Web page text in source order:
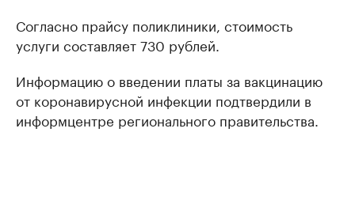
Согласно прайсу поликлиники, стоимость
услуги составляет 730 рублей.
Информацию о введении платы за вакцинацию
от коронавирусной инфекции подтвердили в
информцентре регионального правительства.